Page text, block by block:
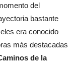
del
bastante
era conocido
más destacadas
de la